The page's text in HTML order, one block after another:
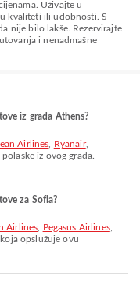
Uživajte u
kvaliteti ili udobnosti. S
nije bilo lakše. Rezervirajte
i nenadmašne
iz grada Athens?
Airlines Ryanair,
iz ovog grada.
za Sofia?
Airlines Pegasus Airlines,
opslužuje ovu